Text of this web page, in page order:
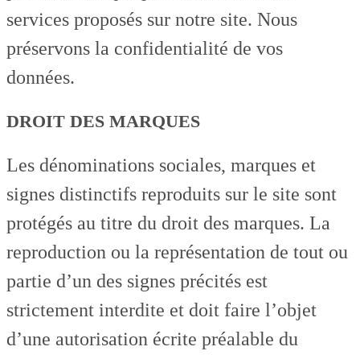
services proposés sur notre site. Nous
préservons la confidentialité de vos
données.
DROIT DES MARQUES
Les dénominations sociales, marques et
signes distinctifs reproduits sur le site sont
protégés au titre du droit des marques. La
reproduction ou la représentation de tout ou
partie d’un des signes précités est
strictement interdite et doit faire l’objet
d’une autorisation écrite préalable du